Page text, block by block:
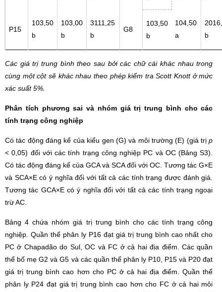
P15
103,50
b
103,00
b
3111,25
b
G8
103,50
b
104,50
a
b
Các giá trị trung bình theo sau bởi các chữ cái khác nhau trong
cùng một cột sẽ khác nhau theo phép kiểm tra Scott Knott ở mức
xác suất 5%.
Phân tích phương sai và nhóm giá trị trung bình cho các
tính trạng công nghiệp
Có tác động đáng kể của kiểu gen (G) và môi trường (E) (giá trịp
< 0,05) đối với các tính trạng công nghiệp PC và OC (Bảng S3).
Có tác động đáng kể của GCA và SCA đối với OC. Tương tác G×E
và SCA×E có ý nghĩa đối với tất cả các tính trạng được đánh giá.
Tương tác GCA×E có ý nghĩa đối với tất cả các tính trạng ngoại
trừ AC.
Bảng 4 chứa nhóm giá trị trung bình cho các tính trạng công
nghiệp. Quần thể phân ly P16 đạt giá trị trung bình cao nhất cho
PC ở Chapadão do Sul, OC và FC ở cả hai địa điểm. Các quần
thể bố mẹ G2 và G5 và các quần thể phân ly P10, P15 và P20 đạt
giá trị trung bình cao hơn cho PC ở cả hai địa điểm. Quần thể
phân ly P24 đạt giá trị trung bình cao hơn cho FC ở cả hai môi